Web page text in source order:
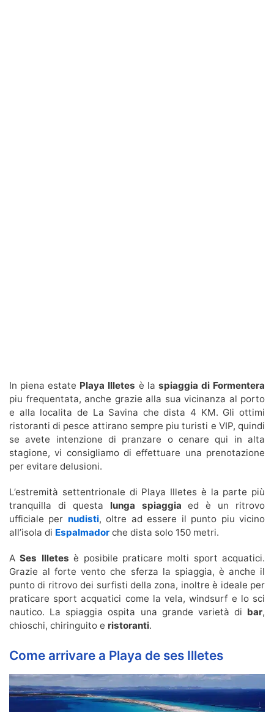
In piena estate Playa Illetes è la spiaggia di Formentera
piu frequentata, anche grazie alla sua vicinanza al porto
e alla localita de La Savina che dista 4 KM. Gli ottimi
ristoranti di pesce attirano sempre piu turisti e VIP, quindi
se avete intenzione di pranzare o cenare qui in alta
stagione, vi consigliamo di effettuare una prenotazione
per evitare delusioni.
L’estremità settentrionale di Playa Illetes è la parte più
tranquilla di questa lunga spiaggia ed è un ritrovo
ufficiale per nudisti, oltre ad essere il punto piu vicino
all’isola di Espalmador che dista solo 150 metri.
ASes Illetes è posibile praticare molti sport acquatici.
Grazie al forte vento che sferza la spiaggia, è anche il
punto di ritrovo dei surfisti della zona, inoltre è ideale per
praticare sport acquatici come la vela, windsurf e lo sci
nautico. La spiaggia ospita una grande varietà di bar,
chioschi, chiringuito e ristoranti.
Come arrivare a Playa de ses Illetes